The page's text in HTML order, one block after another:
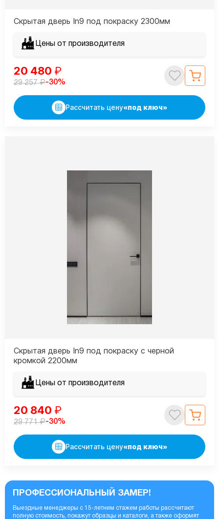
Скрытая дверь In9 под покраску 2300мм
Цены от производителя
20 480 ₽
29 257₽-30%
Рассчитать цену«под ключ»
Скрытая дверь In9 под покраску с черной
кромкой 2200мм
Цены от производителя
20 840 ₽
29 771₽-30%
Рассчитать цену«под ключ»
ПРОФЕССИОНАЛЬНЫЙ ЗАМЕР!
Выездные менеджеры с 15-летним стажем работы рассчитают
полную стоимость, покажут образцы и каталоги, а также оформят